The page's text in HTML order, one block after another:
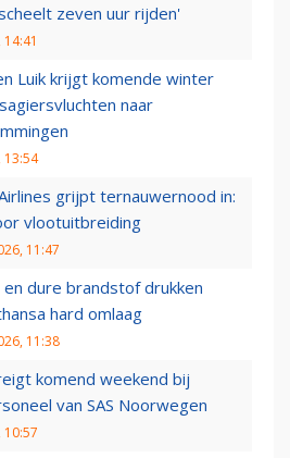
zeven uur rijden'
Luik krijgt komende winter
naar
13:54
grijpt ternauwernood in:
vlootuitbreiding
11:47
en dure brandstof drukken
hard omlaag
11:38
komend weekend bij
van SAS Noorwegen
10:57